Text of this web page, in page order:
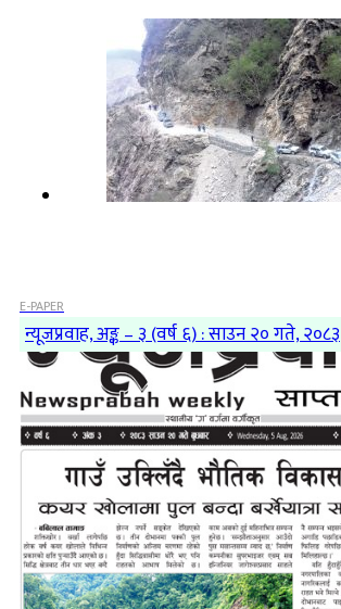
E-PAPER
न्यूजप्रवाह, अङ्क – ३ (वर्ष ६) : साउन २० गते, २०८३